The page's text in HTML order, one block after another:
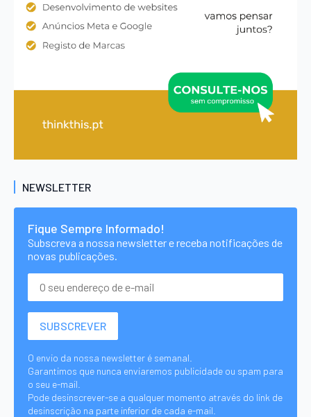
NEWSLETTER
Fique Sempre Informado!
Subscreva a nossa newsletter e receba notificações de
novas publicações.
O envio da nossa newsletter é semanal.
Garantimos que nunca enviaremos publicidade ou spam para
o seu e-mail.
Pode desinscrever-se a qualquer momento através do link de
desinscrição na parte inferior de cada e-mail.